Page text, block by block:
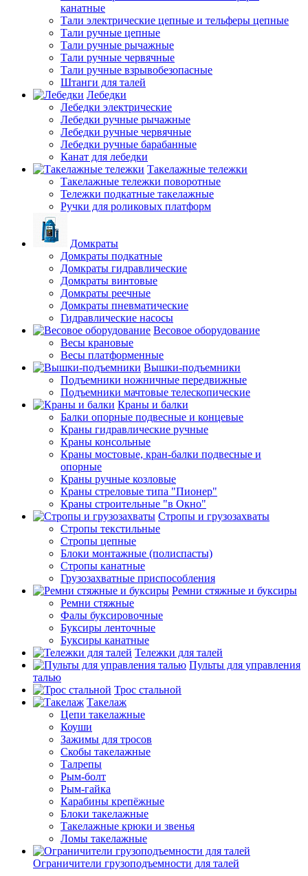
канатные
Тали электрические цепные и тельферы цепные
Тали ручные цепные
Тали ручные рычажные
Тали ручные червячные
Тали ручные взрывобезопасные
Штанги для талей
Лебедки
Лебедки электрические
Лебедки ручные рычажные
Лебедки ручные червячные
Лебедки ручные барабанные
Канат для лебедки
Такелажные тележки
Такелажные тележки поворотные
Тележки подкатные такелажные
Ручки для роликовых платформ
Домкраты
Домкраты подкатные
Домкраты гидравлические
Домкраты винтовые
Домкраты реечные
Домкраты пневматические
Гидравлические насосы
Весовое оборудование
Весы крановые
Весы платформенные
Вышки-подъемники
Подъемники ножничные передвижные
Подъемники мачтовые телескопические
Краны и балки
Балки опорные подвесные и концевые
Краны гидравлические ручные
Краны консольные
Краны мостовые, кран-балки подвесные и
опорные
Краны ручные козловые
Краны стреловые типа "Пионер"
Краны строительные "в Окно"
Стропы и грузозахваты
Стропы текстильные
Стропы цепные
Блоки монтажные (полиспасты)
Стропы канатные
Грузозахватные приспособления
Ремни стяжные и буксиры
Ремни стяжные
Фалы буксировочные
Буксиры ленточные
Буксиры канатные
Тележки для талей
Пульты для управления
талью
Трос стальной
Такелаж
Цепи такелажные
Коуши
Зажимы для тросов
Скобы такелажные
Талрепы
Рым-болт
Рым-гайка
Карабины крепёжные
Блоки такелажные
Такелажные крюки и звенья
Ломы такелажные
Ограничители грузоподъемности для талей